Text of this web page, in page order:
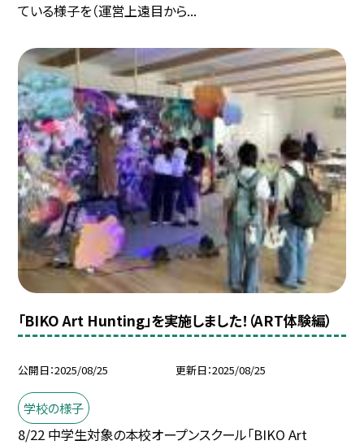
ている様子を（運営上遠目から...
「BIKO Art Hunting」を実施しました！（ART体験編）
公開日 2025/08/25 更新日 2025/08/25
学校の様子
8/22 中学生対象の本校オープンスクール「BIKO Art